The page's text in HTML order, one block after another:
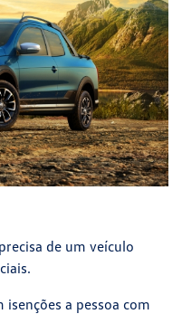
de um veículo
a pessoa com